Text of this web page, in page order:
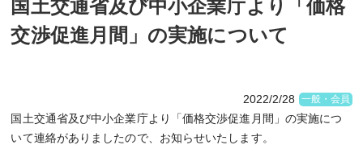
国土交通省及び中小企業庁より「価格
交渉促進月間」の実施について
2022/2/28 一般・会員
国土交通省及び中小企業庁より「価格交渉促進月間」の実施につ
いて連絡がありましたので、お知らせいたします。